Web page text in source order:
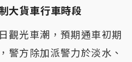
大貨車行車時段
觀光車潮，預期通車初期
警方除加派警力於淡水、